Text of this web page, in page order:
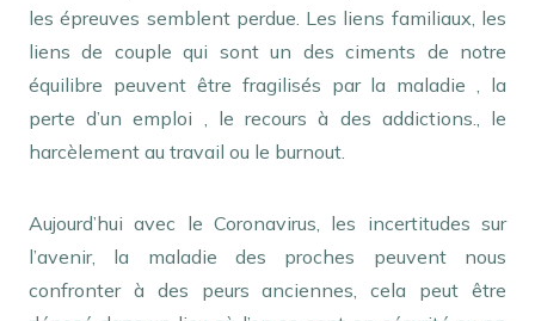
les épreuves semblent perdue. Les liens familiaux, les
liens de couple qui sont un des ciments de notre
équilibre peuvent être fragilisés par la maladie , la
perte d’un emploi , le recours à des addictions., le
harcèlement au travail ou le burnout.
Aujourd’hui avec le Coronavirus, les incertitudes sur
l’avenir, la maladie des proches peuvent nous
confronter à des peurs anciennes, cela peut être